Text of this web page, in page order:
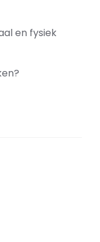
en fysiek